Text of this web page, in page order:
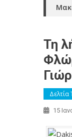
Τη
15